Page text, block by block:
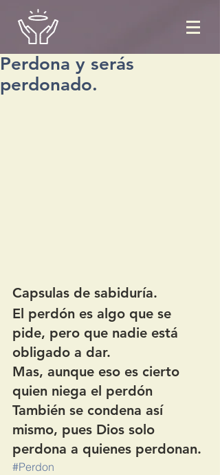
Perdona y serás
perdonado.
Capsulas de sabiduría.
El perdón es algo que se
pide, pero que nadie está
obligado a dar.
Mas, aunque eso es cierto
quien niega el perdón
También se condena así
mismo, pues Dios solo
perdona a quienes perdonan.
#Perdon